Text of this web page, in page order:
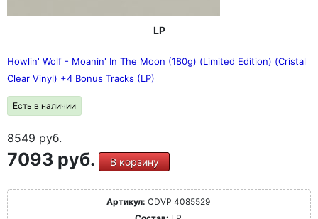
LP
Howlin' Wolf - Moanin' In The Moon (180g) (Limited Edition) (Cristal
Clear Vinyl) +4 Bonus Tracks (LP)
Есть в наличии
8549руб.
7093 руб. В корзину
Артикул: CDVP 4085529